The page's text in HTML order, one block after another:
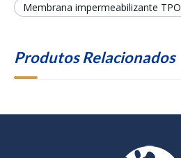
Membrana impermeabilizante TPO
Produtos Relacionados